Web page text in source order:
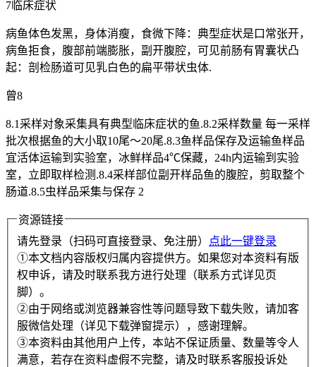
7临床症状
病鱼体色发黑，身体消瘦，食微下降：典型症状是口常张开，
病鱼拒食，腹部前端膨胀，副开腹腔，可见前肠有胃囊状凸
起：剖检肠道可见乳白色的扁平带状虫体.
曾8
8.1采样对象采集具有典型临床症状的鱼.8.2采样数量 每一采样
批次根据鱼的大小取10尾～20尾.8.3鱼样品保存及运输鱼样品
宜活体运输到实验室，冰鲜样品4℃保藏，24h内运输到实验
室，立即取样检测.8.4采样部位副开样品鱼的腹腔，剪取整个
肠道.8.5虫样品采集与保存 2
资源链接
请先登录（扫码可直接登录、免注册）
点此一键登录
①本文档内容版权归属内容提供方。如果您对本资料有版
权申诉，请及时联系我方进行处理（联系方式详见页
脚）。
②由于网络或浏览器兼容性等问题导致下载失败，请加客
服微信处理（详见下载弹窗提示），感谢理解。
③本资料由其他用户上传，本站不保证质量、数量等令人
满意，若存在资料虚假不完整，请及时联系客服投诉处